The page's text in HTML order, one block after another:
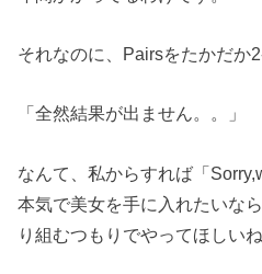
それなのに、Pairsをたかだか
「全然結果が出ません。。」
なんて、私からすれば「
本気で美女を手に入れたいな
り組むつもりでやってほしいね